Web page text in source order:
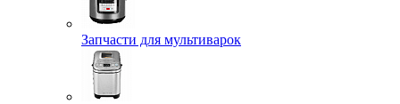
Запчасти для мультиварок